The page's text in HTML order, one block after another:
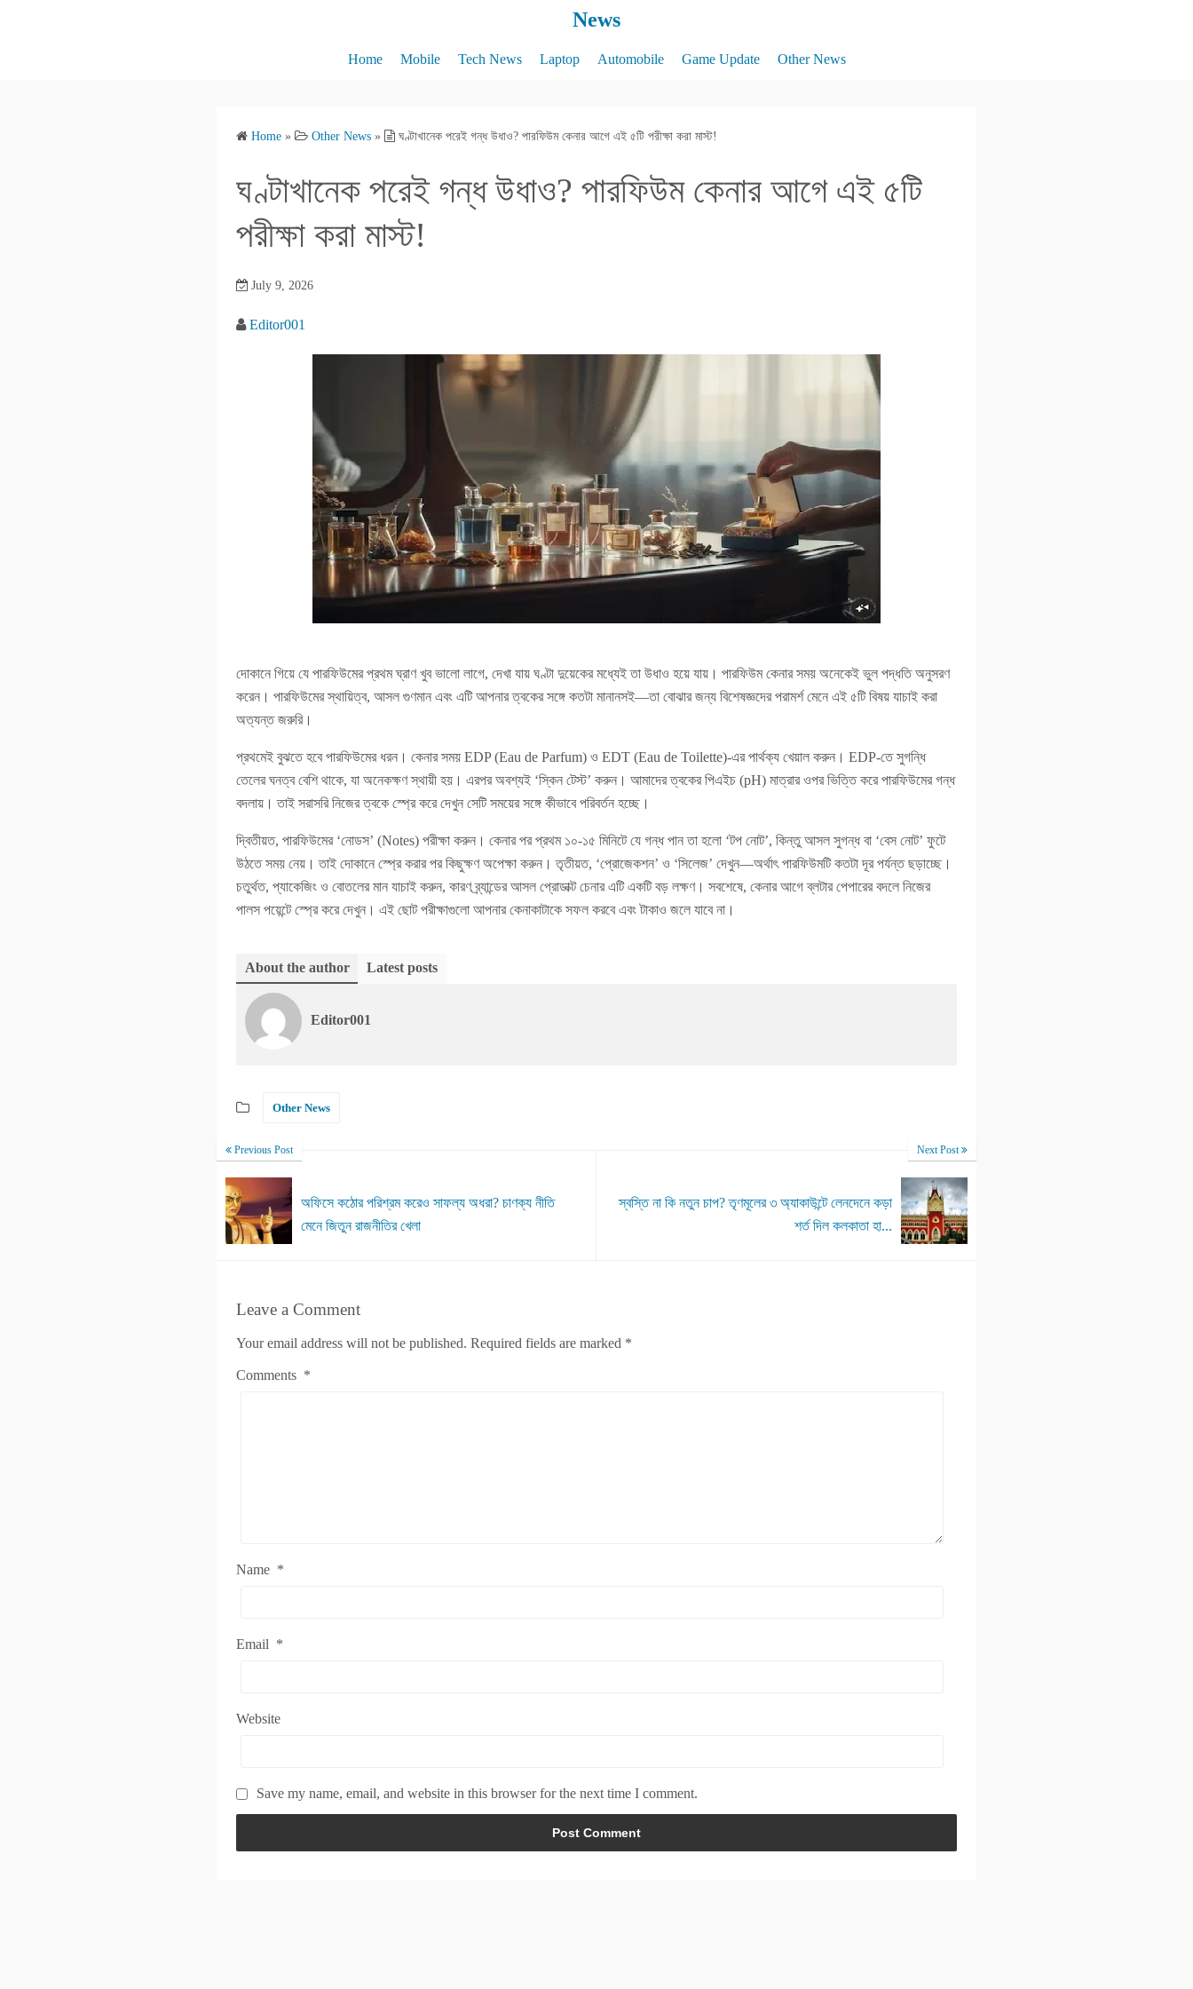
News
Home Mobile Tech News Laptop Automobile Game Update Other News
Home » Other News » ঘণ্টাখানেক পরেই গন্ধ উধাও? পারফিউম কেনার আগে এই ৫টি পরীক্ষা করা মাস্ট!
ঘণ্টাখানেক পরেই গন্ধ উধাও? পারফিউম কেনার আগে এই ৫টি
পরীক্ষা করা মাস্ট!
July 9, 2026
Editor001
দোকানে গিয়ে যে পারফিউমের প্রথম ঘ্রাণ খুব ভালো লাগে, দেখা যায় ঘণ্টা দুয়েকের মধ্যেই তা উধাও হয়ে যায়। পারফিউম কেনার সময় অনেকেই ভুল পদ্ধতি অনুসরণ
করেন। পারফিউমের স্থায়িত্ব, আসল গুণমান এবং এটি আপনার ত্বকের সঙ্গে কতটা মানানসই—তা বোঝার জন্য বিশেষজ্ঞদের পরামর্শ মেনে এই ৫টি বিষয় যাচাই করা
অত্যন্ত জরুরি।
প্রথমেই বুঝতে হবে পারফিউমের ধরন। কেনার সময় EDP (Eau de Parfum) ও EDT (Eau de Toilette)-এর পার্থক্য খেয়াল করুন। EDP-তে সুগন্ধি
তেলের ঘনত্ব বেশি থাকে, যা অনেকক্ষণ স্থায়ী হয়। এরপর অবশ্যই ‘স্কিন টেস্ট’ করুন। আমাদের ত্বকের পিএইচ (pH) মাত্রার ওপর ভিত্তি করে পারফিউমের গন্ধ
বদলায়। তাই সরাসরি নিজের ত্বকে স্প্রে করে দেখুন সেটি সময়ের সঙ্গে কীভাবে পরিবর্তন হচ্ছে।
দ্বিতীয়ত, পারফিউমের ‘নোডস’ (Notes) পরীক্ষা করুন। কেনার পর প্রথম ১০-১৫ মিনিটে যে গন্ধ পান তা হলো ‘টপ নোট’, কিন্তু আসল সুগন্ধ বা ‘বেস নোট’ ফুটে
উঠতে সময় নেয়। তাই দোকানে স্প্রে করার পর কিছুক্ষণ অপেক্ষা করুন। তৃতীয়ত, ‘প্রোজেকশন’ ও ‘সিলেজ’ দেখুন—অর্থাৎ পারফিউমটি কতটা দূর পর্যন্ত ছড়াচ্ছে।
চতুর্থত, প্যাকেজিং ও বোতলের মান যাচাই করুন, কারণ ব্র্যান্ডের আসল প্রোডাক্ট চেনার এটি একটি বড় লক্ষণ। সবশেষে, কেনার আগে ব্লটার পেপারের বদলে নিজের
পালস পয়েন্টে স্প্রে করে দেখুন। এই ছোট পরীক্ষাগুলো আপনার কেনাকাটাকে সফল করবে এবং টাকাও জলে যাবে না।
About the author Latest posts
Editor001
Other News
Previous Post
অফিসে কঠোর পরিশ্রম করেও সাফল্য অধরা? চাণক্য নীতি
মেনে জিতুন রাজনীতির খেলা
Next Post
স্বস্তি না কি নতুন চাপ? তৃণমূলের ৩ অ্যাকাউন্টে লেনদেনে কড়া
শর্ত দিল কলকাতা হা...
Leave a Comment
Your email address will not be published. Required fields are marked *
Comments *
Name *
Email *
Website
Save my name, email, and website in this browser for the next time I comment.